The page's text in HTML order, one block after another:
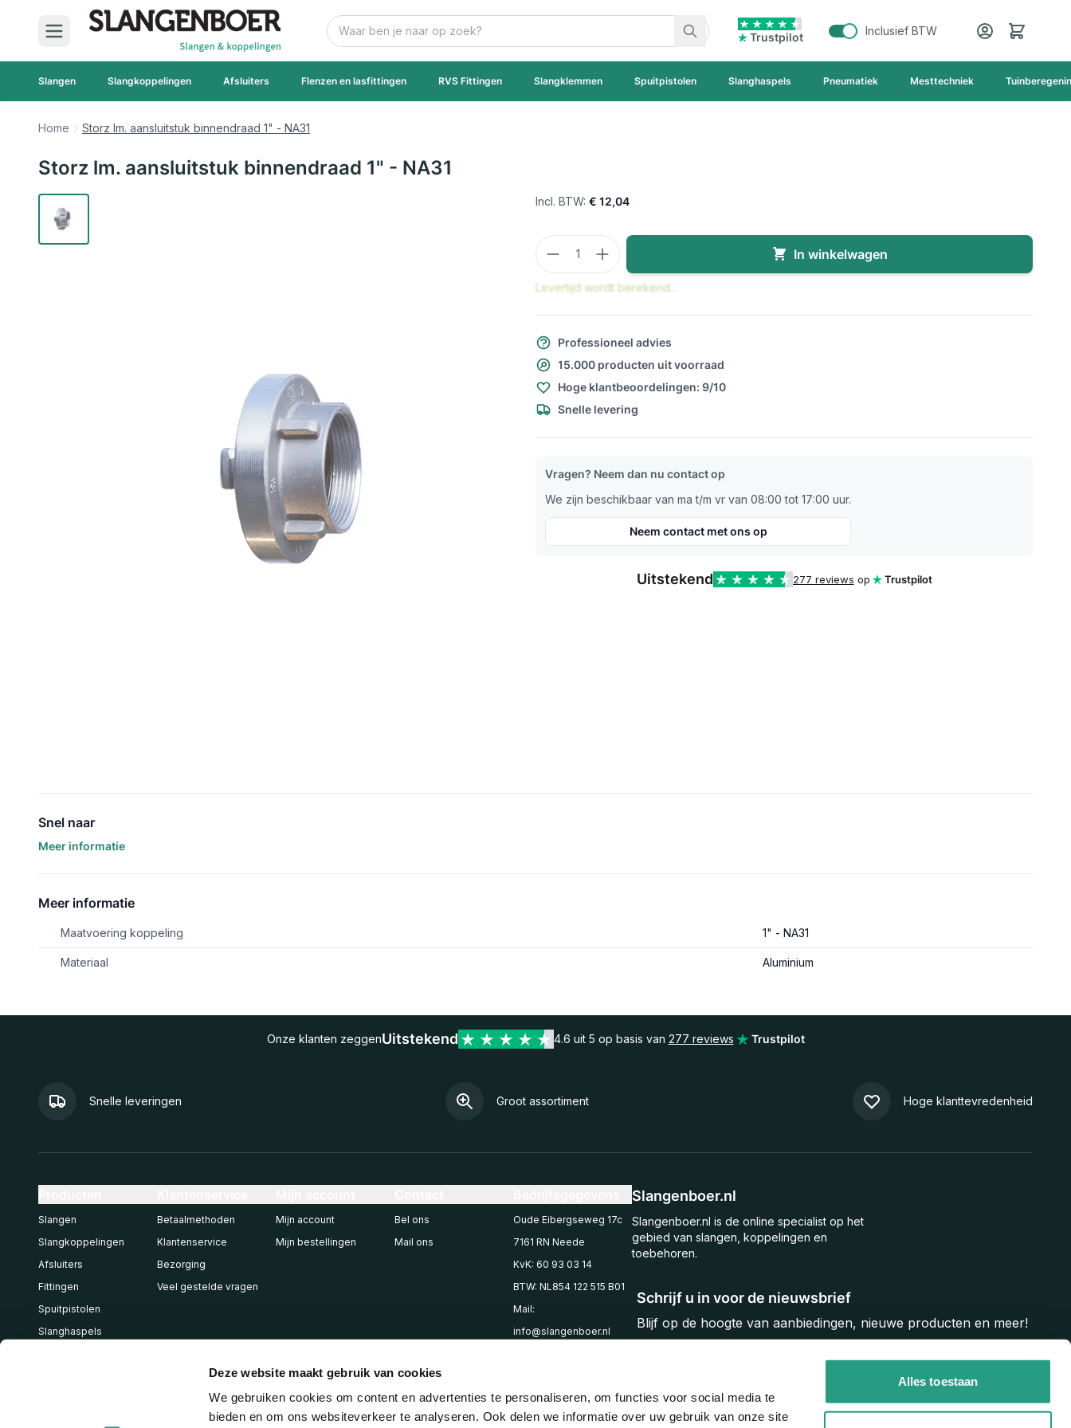
Deze website maakt gebruik van cookies
We gebruiken cookies om content en advertenties te personaliseren, om functies voor social media te
bieden en om ons websiteverkeer te analyseren. Ook delen we informatie over uw gebruik van onze site
Alles toestaan
Ga naar de inhoud
Zoek
Trustpilot
Inclusief BTW Cart
Slangen Slangkoppelingen Afsluiters Flenzen en lasfittingen RVS Fittingen Slangklemmen Spuitpistolen Slanghaspels Pneumatiek Mesttechniek
Home Storz lm. aansluitstuk binnendraad 1" - NA31
Storz lm. aansluitstuk binnendraad 1" - NA31
€ 12,04
Aantal
In winkelwagen
Levertijd wordt berekend...
Professioneel advies
15.000 producten uit voorraad
Hoge klantbeoordelingen: 9/10
Snelle levering
Vragen? Neem dan nu contact op
We zijn beschikbaar van ma t/m vr van 08:00 tot 17:00 uur.
Neem contact met ons op
Uitstekend 277 reviews op Trustpilot
Snel naar
Meer informatie
Meer informatie
Maatvoering koppeling 1" - NA31
Materiaal Aluminium
Onze klanten zeggenUitstekend 4.6 uit 5 op basis van 277 reviews Trustpilot
Snelle leveringen Groot assortiment Hoge klanttevredenheid
Schrijf u in voor de nieuwsbrief
Blijf op de hoogte van aanbiedingen, nieuwe producten en meer!
Slangenboer.nl
Slangenboer.nl is de online specialist op het
gebied van slangen, koppelingen en
toebehoren.
Slangen
Slangkoppelingen
Afsluiters
Fittingen
Spuitpistolen
Slanghaspels
Betaalmethoden
Klantenservice
Bezorging
Veel gestelde vragen
Mijn account
Mijn bestellingen
Bel ons
Mail ons
Oude Eibergseweg 17c
7161 RN Neede
KvK: 60 93 03 14
BTW: NL854 122 515 B01
Mail:
info@slangenboer.nl